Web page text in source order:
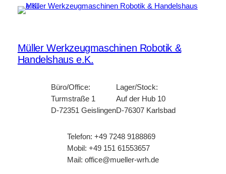
Müller Werkzeugmaschinen Robotik &
Handelshaus e.K.
Büro/Office:
Turmstraße 1
D-72351 Geislingen
Lager/Stock:
Auf der Hub 10
D-76307 Karlsbad
Telefon: +49 7248 9188869
Mobil: +49 151 61553657
Mail: office@mueller-wrh.de